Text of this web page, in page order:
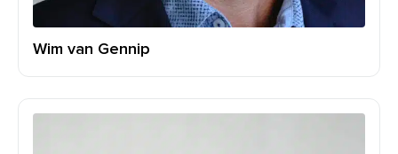
Wim van Gennip